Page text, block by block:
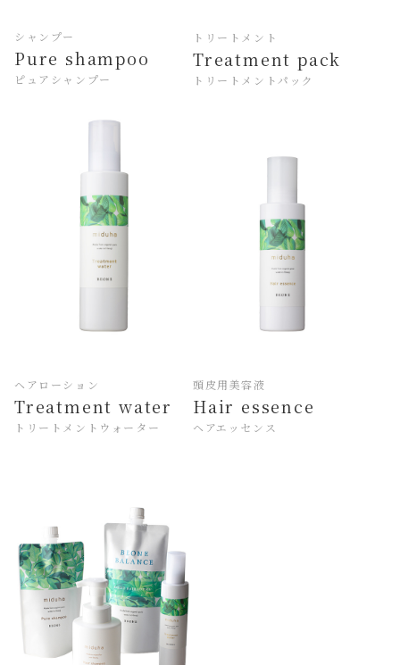
シャンプー
Pure shampoo
ピュアシャンプー
トリートメント
Treatment pack
トリートメントパック
ヘアローション
Treatment water
トリートメントウォーター
頭皮用美容液
Hair essence
ヘアエッセンス